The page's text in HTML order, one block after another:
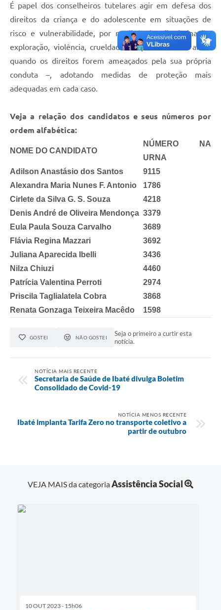
É papel dos conselheiros tutelares agir em defesa dos
direitos da criança e do adolescente em situações de
risco e vulnerabilidade, por negligência, discriminação,
exploração, violência, crueldade e opressão – ou ainda
quando os direitos forem ameaçados pela sua própria
conduta –, adotando medidas de proteção mais
adequadas em cada caso.
Veja a relação dos candidatos e seus números por
ordem alfabética:
NOME DO CANDIDATO
NÚMERO NA
URNA
Adilson Anastásio dos Santos
9115
Alexandra Maria Nunes F. Antonio
1786
Cirlete da Silva G. S. Souza
4218
Denis André de Oliveira Mendonça 3379
Eula Paula Souza Carvalho
3689
Flávia Regina Mazzari
3692
Juliana Aparecida Ibelli
3436
Nilza Chiuzi
4460
Patrícia Valentina Perroti
2974
Priscila Taglialatela Cobra
3868
Renata Gonzaga Teixeira Macêdo
1598
GOSTEI NÃO GOSTEI
Seja o primeiro a curtir esta
notícia.
NOTÍCIA MAIS RECENTE
Secretaria de Saúde de Ibaté divulga Boletim
Consolidado de Covid-19
NOTÍCIA MENOS RECENTE
Ibaté implanta Tarifa Zero no transporte coletivo a
partir de outubro
VEJA MAIS da categoriaAssistência Social
10 OUT 2023 - 15h06